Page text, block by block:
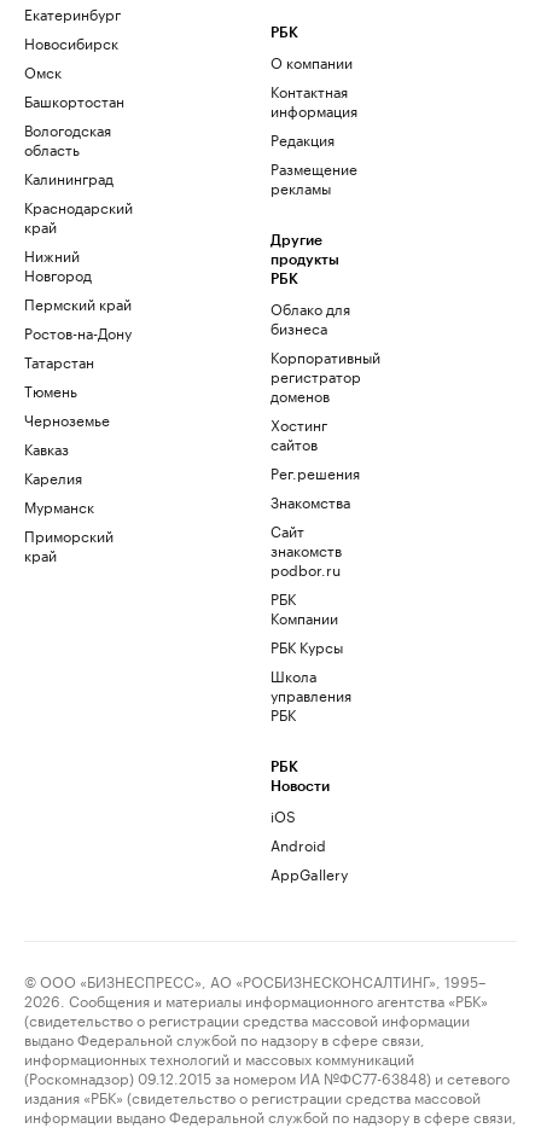
Екатеринбург
Новосибирск
Омск
Башкортостан
Вологодская
область
Калининград
Краснодарский
край
Нижний
Новгород
Пермский край
Ростов-на-Дону
Татарстан
Тюмень
Черноземье
Кавказ
Карелия
Мурманск
Приморский
край
РБК
О компании
Контактная
информация
Редакция
Размещение
рекламы
Другие
продукты
РБК
Облако для
бизнеса
Корпоративный
регистратор
доменов
Хостинг
сайтов
Рег.решения
Знакомства
Сайт
знакомств
podbor.ru
РБК
Компании
РБК Курсы
Школа
управления
РБК
РБК
Новости
iOS
Android
AppGallery
© ООО «БИЗНЕСПРЕСС», АО «РОСБИЗНЕСКОНСАЛТИНГ», 1995–
2026. Сообщения и материалы информационного агентства «РБК»
(свидетельство о регистрации средства массовой информации
выдано Федеральной службой по надзору в сфере связи,
информационных технологий и массовых коммуникаций
(Роскомнадзор) 09.12.2015 за номером ИА №ФС77-63848) и сетевого
издания «РБК» (свидетельство о регистрации средства массовой
информации выдано Федеральной службой по надзору в сфере связи,